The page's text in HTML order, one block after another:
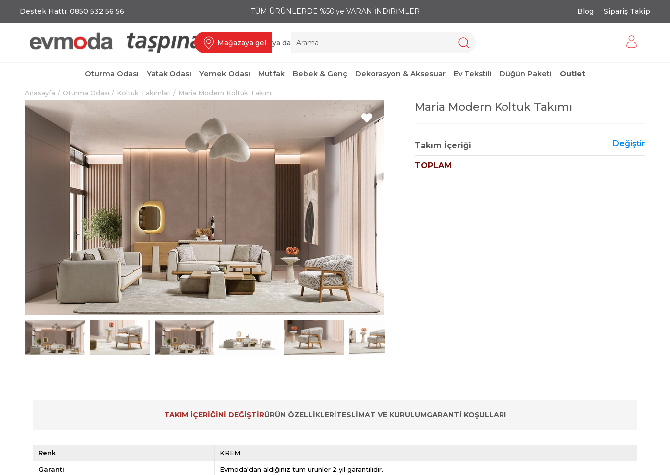
Destek Hattı: 0850 532 56 56 TÜM ÜRÜNLERDE %50'ye VARAN İNDİRİMLER Blog Sipariş Takip
Mağazaya gel ya da
Oturma Odası Yatak Odası Yemek Odası Mutfak Bebek & Genç Dekorasyon & Aksesuar Ev Tekstili Düğün Paketi Outlet
Anasayfa Oturma Odası Koltuk Takımları Maria Modern Koltuk Takımı
Maria Modern Koltuk Takımı
Takım İçeriği Değiştir
TOPLAM
TAKIM İÇERİĞİNİ DEĞİŞTİRÜRÜN ÖZELLIKLERITESLIMAT VE KURULUMGARANTI KOŞULLARI
Renk KREM
Garanti Evmoda'dan aldığınız tüm ürünler 2 yıl garantilidir.